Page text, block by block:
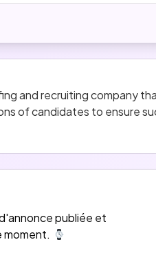
and recruiting company
of candidates to ensure
publiée et
moment.